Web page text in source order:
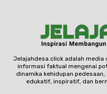
Jelajahdesa.click adalah media
informasi faktual mengenai
dinamika kehidupan
edukatif, inspiratif, dan